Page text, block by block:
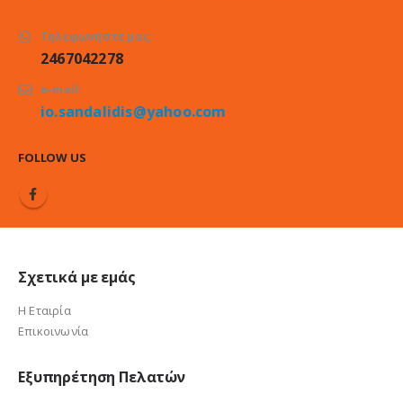
Τηλεφωνήστε μας:
2467042278
e-mail:
io.sandalidis@yahoo.com
FOLLOW US
Σχετικά με εμάς
Η Εταιρία
Επικοινωνία
Εξυπηρέτηση Πελατών